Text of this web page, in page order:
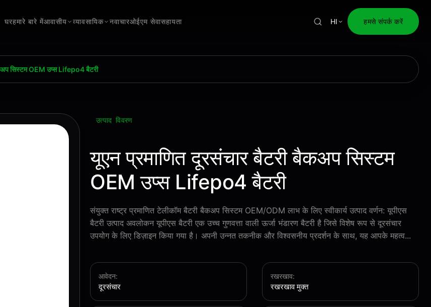
घरहमारे बारे मेंआवासीय व्यावसायिक नवाचारओईएम सेवासहायता HI हमसे संपर्क करें
सिस्टम OEM उप्स Lifepo4 बैटरी
उत्पाद विवरण
यूएन प्रमाणित दूरसंचार बैटरी बैकअप सिस्टम
OEM उप्स Lifepo4 बैटरी
संयुक्त राष्ट्र प्रमाणित टेलीकॉम बैटरी बैकअप सिस्टम OEM/ODM लाभ के लिए स्वीकार्य उत्पाद वर्णन: यूपीएस
बैटरी उत्पाद अवलोकन यूपीएस बैटरी एक उच्च गुणवत्ता वाली ऊर्जा भंडारण बैटरी है जिसे विशेष रूप से दूरसंचार
उपयोग के लिए डिज़ाइन किया गया है। अपनी उन्नत तकनीक और विश्वसनीय प्रदर्शन के साथ, यह आपके महत्व...
आवेदन:
दूरसंचार
रखरखाव:
रखरखाव मुक्त